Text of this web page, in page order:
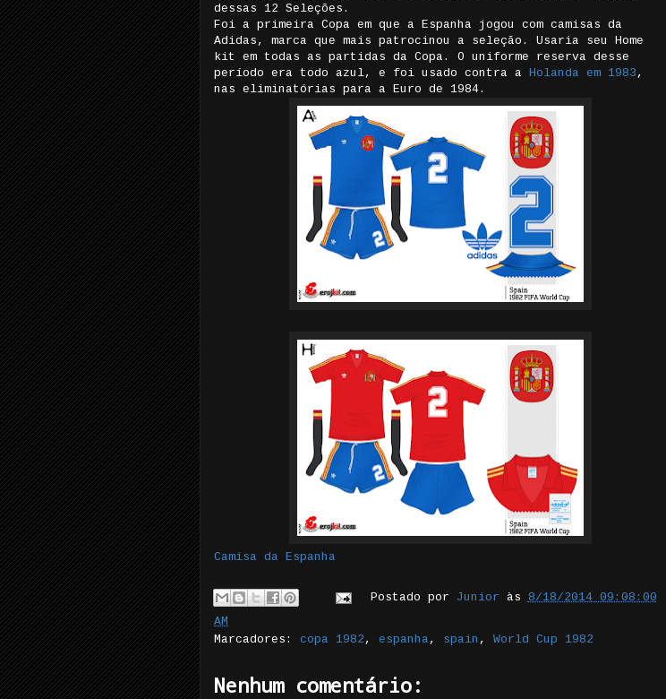
dessas 12 Seleções.
Foi a primeira Copa em que a Espanha jogou com camisas da
Adidas, marca que mais patrocinou a seleção. Usaria seu Home
kit em todas as partidas da Copa. O uniforme reserva desse
período era todo azul, e foi usado contra a
Holanda em 1983 ,
nas eliminatórias para a Euro de 1984.
Camisa da Espanha
Postado por Junior às 8/18/2014 09:08:00
AM
Marcadores: copa 1982 , espanha , spain , World Cup 1982
Nenhum comentário: